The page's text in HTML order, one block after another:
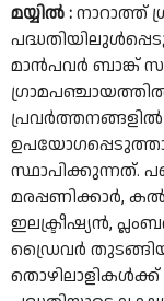
മയ്യിൽ :നാറാത്ത്
മാന്‍പവര്‍ ബാങ്ക്
പ്രവര്‍ത്തനങ്ങളില്‍
സ്ഥാപിക്കുന്നത്.
മരപ്പണിക്കാര്‍,
ഇലക്ട്രീഷ്യന്‍,
ഡ്രൈവര്‍ തുടങ്ങിയ